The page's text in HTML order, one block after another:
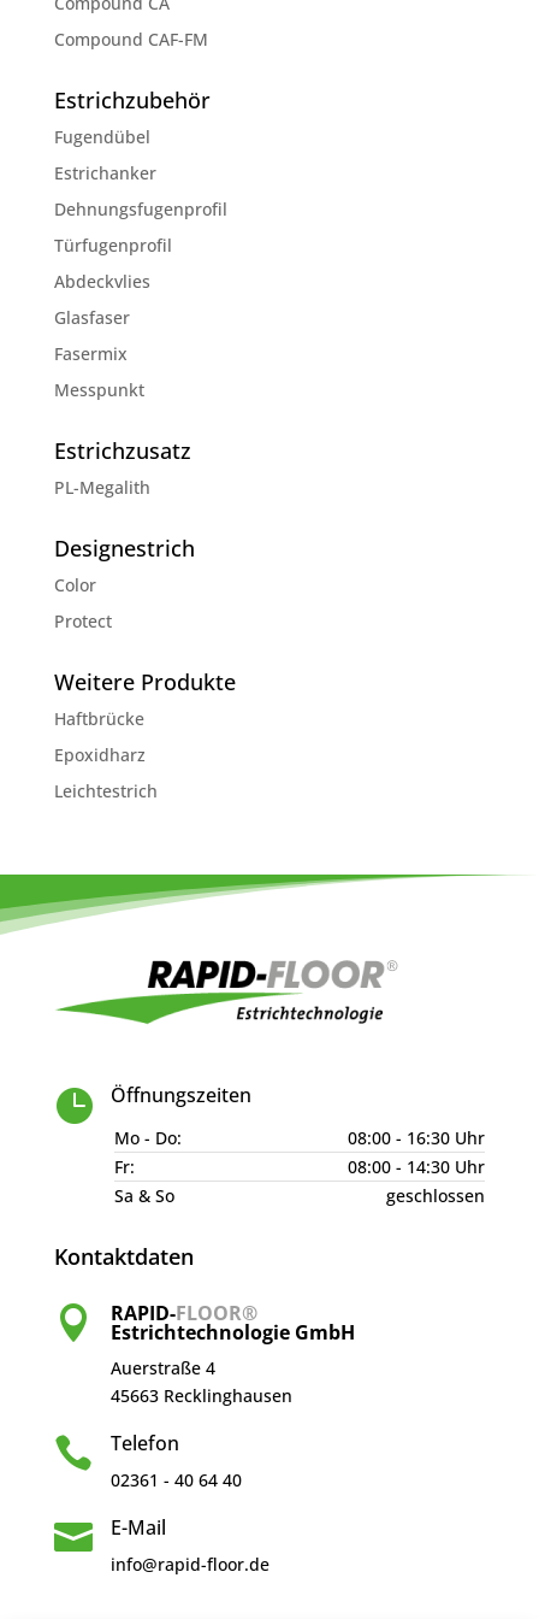
Compound CAF-FM
Estrichzubehör
Fugendübel
Estrichanker
Dehnungsfugenprofil
Türfugenprofil
Abdeckvlies
Glasfaser
Fasermix
Messpunkt
Estrichzusatz
PL-Megalith
Designestrich
Color
Protect
Weitere Produkte
Haftbrücke
Epoxidharz
Leichtestrich
 Öffnungszeiten
Mo - Do:
08:00 - 16:30 Uhr
Fr:
08:00 - 14:30 Uhr
Sa & So
geschlossen
Kontaktdaten
 RAPID-FLOOR®
Estrichtechnologie GmbH
Auerstraße 4
45663 Recklinghausen
 Telefon
02361 - 40 64 40
 E-Mail
info@rapid-floor.de